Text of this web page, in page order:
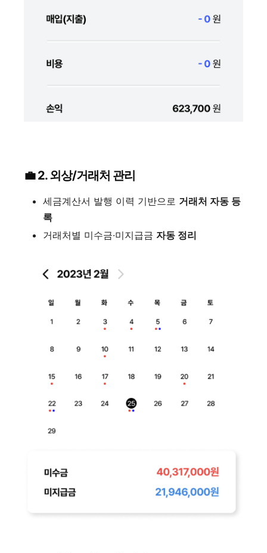
💼 2. 외상/거래처 관리
세금계산서 발행 이력 기반으로 거래처 자동 등
록
거래처별 미수금·미지급금 자동 정리